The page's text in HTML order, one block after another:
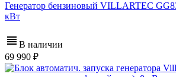
Генератор бензиновый VILLARTEC
кВт
В наличии
69 990